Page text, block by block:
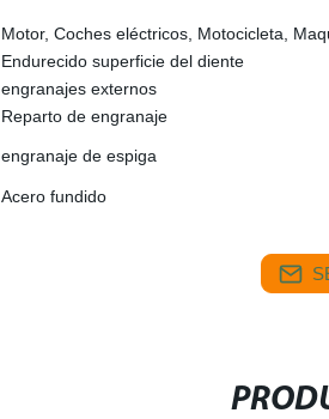
Motor, Coches eléctricos, Motocicleta,
Endurecido superficie del diente
engranajes externos
Reparto de engranaje
engranaje de espiga
Acero fundido